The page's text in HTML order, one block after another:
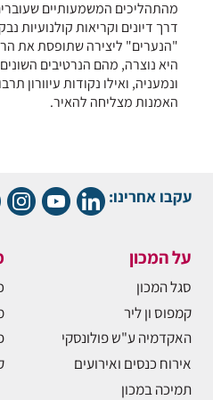
מהתהליכים המשמעותיים
דרך דיונים וקריאות קולנועיות
"הנערים" ליצירה שתופסת את
היא נוצרה, מהם הנרטיבים
ונמעניה, ואילו נקודות עיוורון
האמנות מצליחה להאיר.
עקבו אחרינו:
על המכון
סגל המכון
קמפוס ון ליר
האקדמיה ע"ש פולונסקי
אירוח כנסים ואירועים
תמיכה במכון